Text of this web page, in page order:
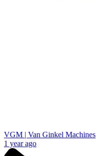
VGM | Van Ginkel Machines
1 year ago